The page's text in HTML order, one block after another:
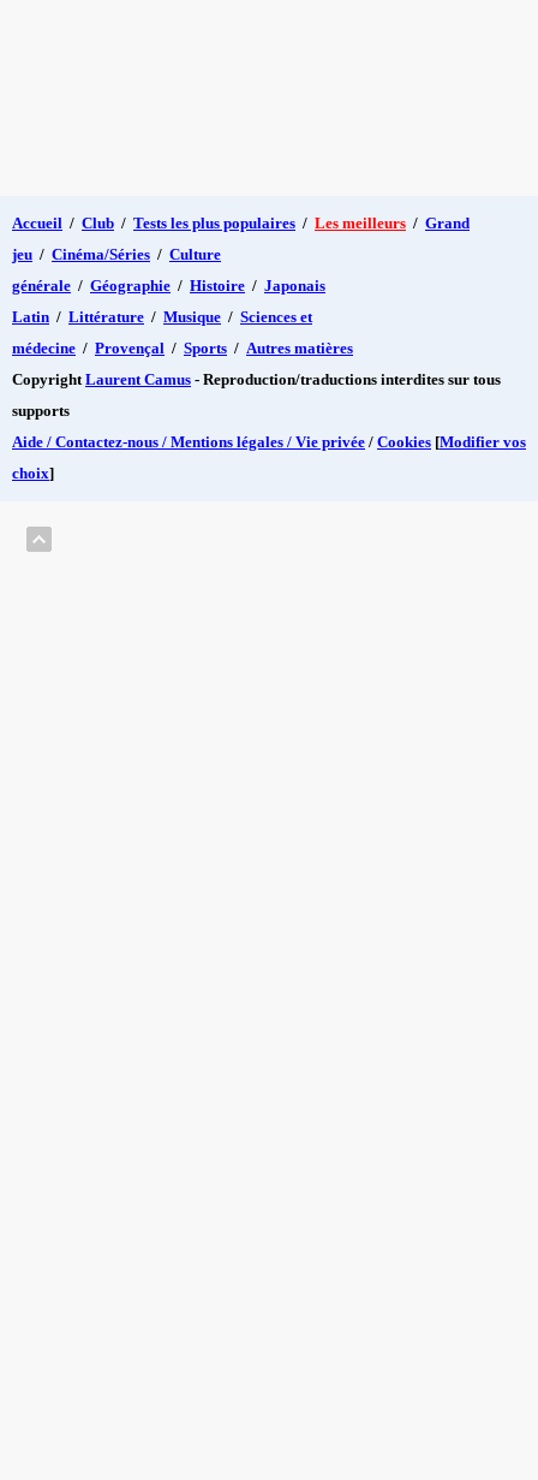
Accueil / Club / Tests les plus populaires / Les meilleurs / Grand
jeu / Cinéma/Séries / Culture
générale / Géographie / Histoire / Japonais
Latin / Littérature / Musique / Sciences et
médecine / Provençal / Sports / Autres matières
Copyright Laurent Camus - Reproduction/traductions interdites sur tous
supports
Aide / Contactez-nous / Mentions légales / Vie privée / Cookies [Modifier vos
choix]